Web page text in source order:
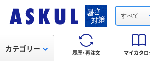
すべて
履歴・再注文 マイカタロ
カテゴリー